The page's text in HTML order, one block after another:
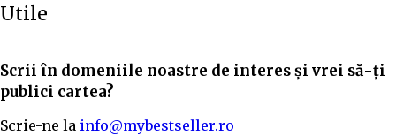
Utile
Scrii în domeniile noastre de interes și vrei să-ți
publici cartea?
Scrie-ne la info@mybestseller.ro